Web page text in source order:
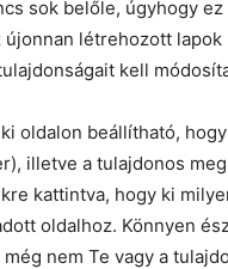
sok belőle, úgyhogy ez
újonnan létrehozott lapok
kell
oldalon beállítható,
illetve a tulajdonos
kattintva, hogy ki
oldalhoz. Könnyen
nem Te vagy a